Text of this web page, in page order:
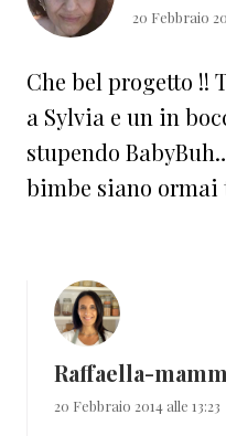
20 Febbraio
Che bel progetto
a Sylvia e un in
stupendo
bimbe siano
Raffaella-
20 Febbraio 2014 alle 13:23